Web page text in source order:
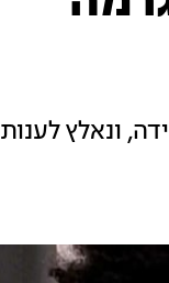
ונאלץ לענות